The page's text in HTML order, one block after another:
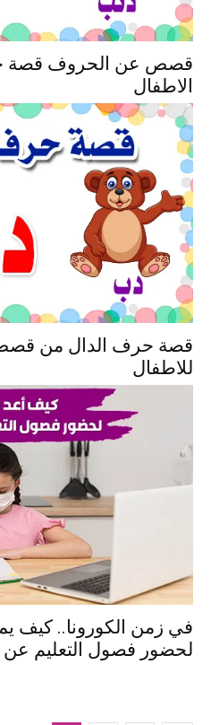
قصص عن الحروف قصة
الاطفال
قصة حرف الدال من قصص
للاطفال
في زمن الكورونا.. كيف
لحضور فصول التعليم عن